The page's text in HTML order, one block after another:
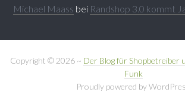
Michael Maass bei Randshop 3.0 kommt
Copyright © 2026 ~ Der Blog für Shopbetreiber
Funk
Proudly powered by